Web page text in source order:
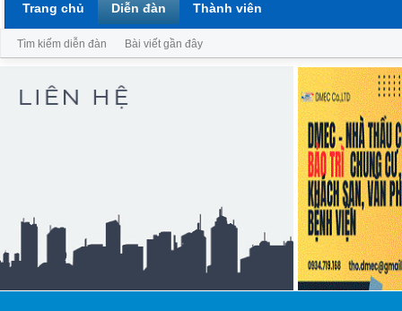
Trang chủ Diễn đàn
Tìm kiếm diễn đàn Bài viết gần đây
Thành viên